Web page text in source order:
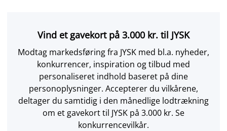
Vind et gavekort på 3.000 kr. til JYSK
Modtag markedsføring fra JYSK med bl.a. nyheder,
konkurrencer, inspiration og tilbud med
personaliseret indhold baseret på dine
personoplysninger. Accepterer du vilkårene,
deltager du samtidig i den månedlige lodtrækning
om et gavekort til JYSK på 3.000 kr. Se
konkurrencevilkår.